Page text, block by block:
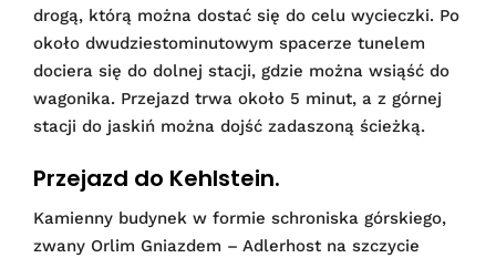
drogą, którą można dostać się do celu wycieczki. Po
około dwudziestominutowym spacerze tunelem
dociera się do dolnej stacji, gdzie można wsiąść do
wagonika. Przejazd trwa około 5 minut, a z górnej
stacji do jaskiń można dojść zadaszoną ścieżką.
Przejazd do Kehlstein.
Kamienny budynek w formie schroniska górskiego,
zwany Orlim Gniazdem – Adlerhost na szczycie